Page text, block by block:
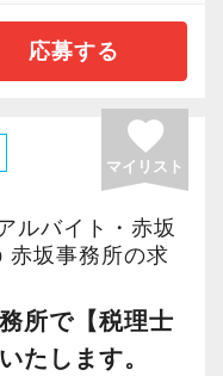
当社の特徴。
が多く、お客様の
に、本気になれ
いや成長してい
。
筋が明確になっ
い業務をお任せ
もならない課題
ずつ確実に乗り
さい。着実に実
析スキルを身に
繋がります。
実績があります
く楽しさと自分
バックアップし
〜6等級）で、求
確にしていま
を実感しながら
度でもチャレン
として高い信頼
ョナル」として
ませんか？
貴方の力を求め
を生かして、さ
方の力を発揮で
す。
「業務量の見直
タイルに合わせ
、自分の時間も
やすい環境だと
たい方も応援し
きながら勉強で
きながら資格取
れに合った成長
士事務所です。
関与先企業100％
応募する
favorite
マイリスト
ルバイト・赤坂
赤坂事務所の求
所で【税理士
たします。